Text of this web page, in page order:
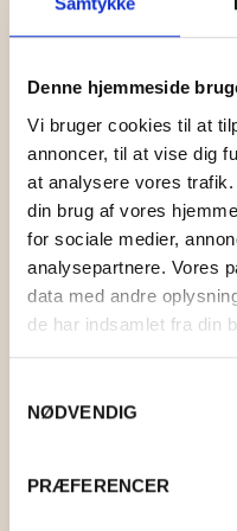
Denne hjemmeside
Vi bruger cookies til at
annoncer, til at vise dig
at analysere vores
din brug af vores
for sociale medier,
analysepartnere. Vores
data med andre
de har indsamlet fra din
NØDVENDIG
PRÆFERENCER
GRY & SIF
HARTGUT
IB LAURSEN
IBU JEWELS
KINTOBE
KOUSTRUP & CO.
SEA ART PHOTO